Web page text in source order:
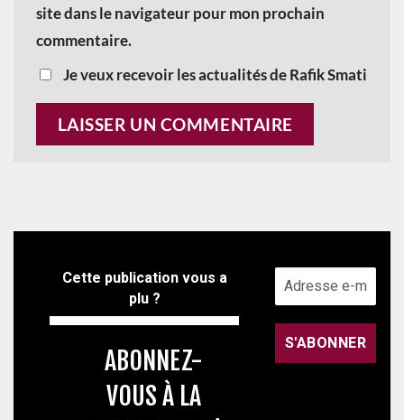
site dans le navigateur pour mon prochain
commentaire.
Je veux recevoir les actualités de Rafik Smati
Cette publication vous a
plu ?
ABONNEZ-
VOUS À LA